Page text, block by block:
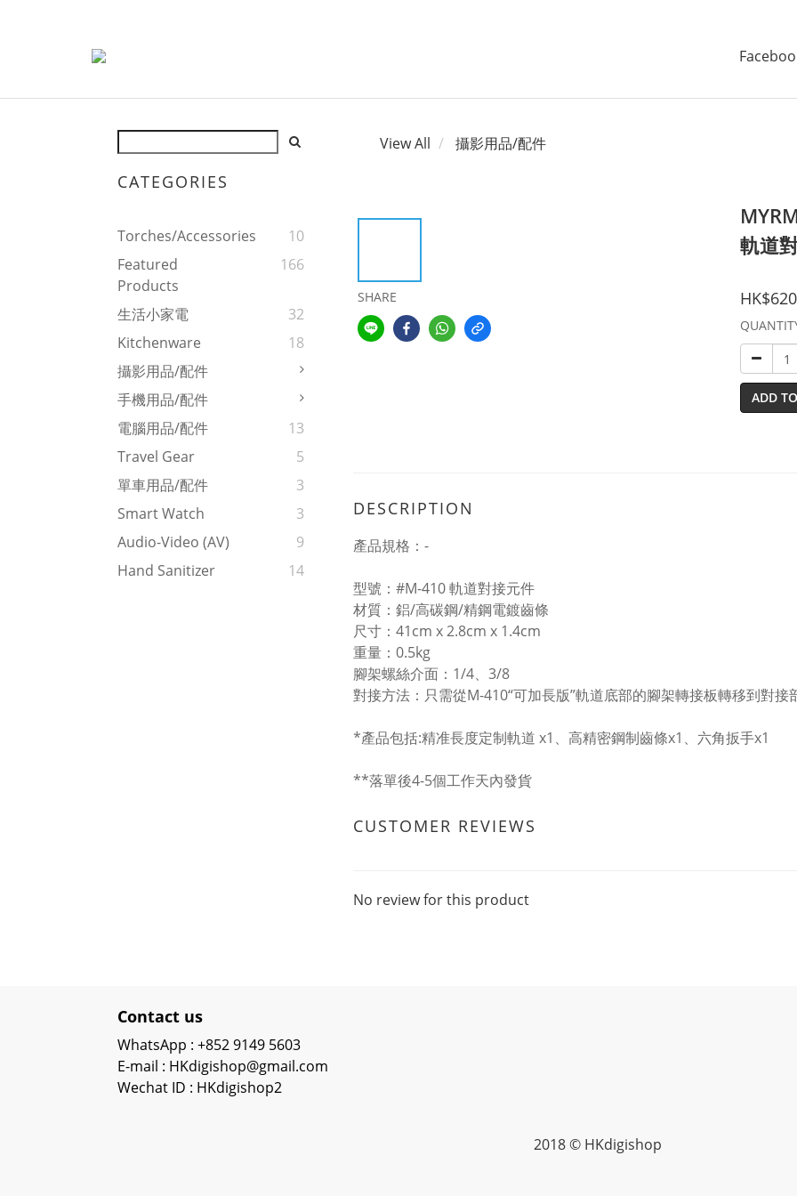
CATEGORIES
Torches/Accessories
10
Featured
Products
166
生活小家電
32
Kitchenware
18
攝影用品/配件
手機用品/配件
電腦用品/配件
13
Travel Gear
5
單車用品/配件
3
Smart Watch
3
Audio-Video (AV)
9
Hand Sanitizer
14
View All 攝影用品/配件
SHARE
軌道
ADD
DESCRIPTION
產品規格：-
型號：#M-410 軌道對接元件
材質：鋁/高碳鋼/精鋼電鍍齒條
尺寸：41cm x 2.8cm x 1.4cm
重量：0.5kg
腳架螺絲介面：1/4、3/8
對接方法：只需從M-410“可加長版”軌道底部的腳架轉接板轉移到對接
*產品包括:精准長度定制軌道 x1、高精密鋼制齒條x1、六角扳手x1
**落單後4-5個工作天內發貨
CUSTOMER REVIEWS
No review for this product
Contact us
WhatsApp : +852 9149 5603
E-mail : HKdigishop@gmail.com
Wechat ID : HKdigishop2
2018 © HKdigishop